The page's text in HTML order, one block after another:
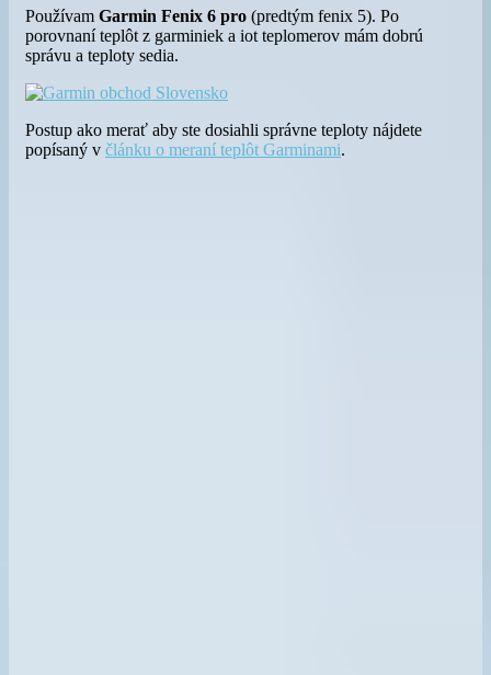
Používam Garmin Fenix 6 pro (predtým fenix 5). Po
porovnaní teplôt z garminiek a iot teplomerov mám dobrú
správu a teploty sedia.
Postup ako merať aby ste dosiahli správne teploty nájdete
popísaný v článku o meraní teplôt Garminami.